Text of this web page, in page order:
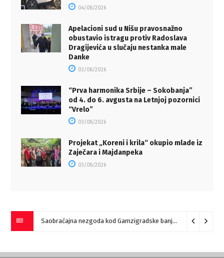
04/08/2026
Apelacioni sud u Nišu pravosnažno
obustavio istragu protiv Radoslava
Dragijevića u slučaju nestanka male
Danke
03/08/2026
“Prva harmonika Srbije – Sokobanja”
od 4. do 6. avgusta na Letnjoj pozornici
“Vrelo”
03/08/2026
Projekat „Koreni i krila“ okupio mlade iz
Zaječara i Majdanpeka
03/08/2026
Saobraćajna nezgoda kod Gamzigradske banje 05/08/2026